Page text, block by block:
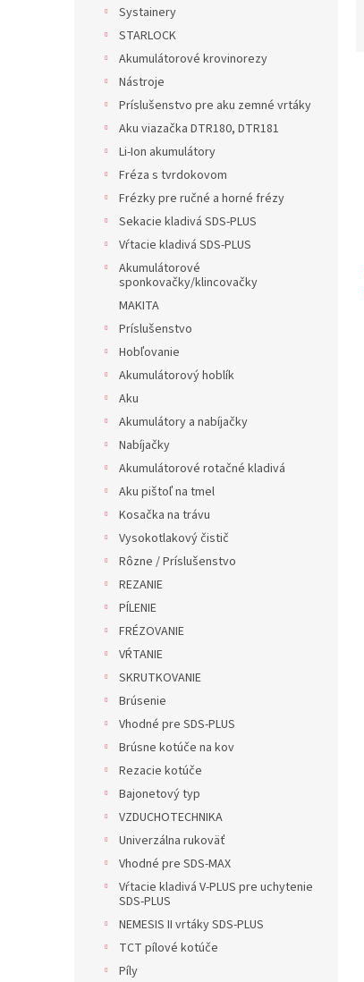
Systainery
STARLOCK
Akumulátorové krovinorezy
Nástroje
Príslušenstvo pre aku zemné vrtáky
Aku viazačka DTR180, DTR181
Li-Ion akumulátory
Fréza s tvrdokovom
Frézky pre ručné a horné frézy
Sekacie kladivá SDS-PLUS
Vŕtacie kladivá SDS-PLUS
Akumulátorové
sponkovačky/klincovačky
MAKITA
Príslušenstvo
Hobľovanie
Akumulátorový hoblík
Aku
Akumulátory a nabíjačky
Nabíjačky
Akumulátorové rotačné kladivá
Aku pištoľ na tmel
Kosačka na trávu
Vysokotlakový čistič
Rôzne / Príslušenstvo
REZANIE
PÍLENIE
FRÉZOVANIE
VŔTANIE
SKRUTKOVANIE
Brúsenie
Vhodné pre SDS-PLUS
Brúsne kotúče na kov
Rezacie kotúče
Bajonetový typ
VZDUCHOTECHNIKA
Univerzálna rukoväť
Vhodné pre SDS-MAX
Vŕtacie kladivá V-PLUS pre uchytenie
SDS-PLUS
NEMESIS II vrtáky SDS-PLUS
TCT pílové kotúče
Píly